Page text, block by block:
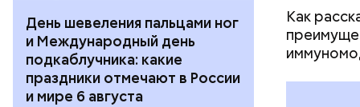
День шевеления пальцами ног
и Международный день
подкаблучника: какие
праздники отмечают в России
и мире 6 августа
День
горизонта
курсанта:
отмечают в
Как